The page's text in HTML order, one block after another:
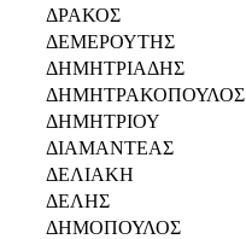
ΔΡΑΚΟΣ
ΔΕΜΕΡΟΥΤΗΣ
ΔΗΜΗΤΡΙΑΔΗΣ
ΔΗΜΗΤΡΑΚΟΠΟΥΛΟΣ
ΔΗΜΗΤΡΙΟΥ
ΔΙΑΜΑΝΤΕΑΣ
ΔΕΛΙΑΚΗ
ΔΕΛΗΣ
ΔΗΜΟΠΟΥΛΟΣ